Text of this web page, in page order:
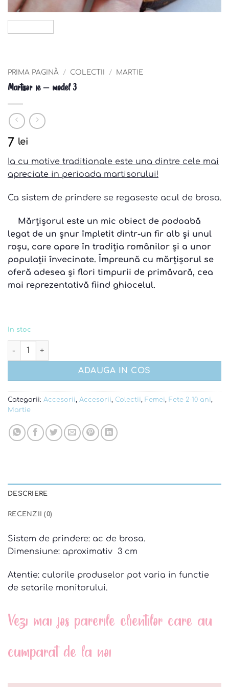
PRIMA PAGINĂ / COLECTII / MARTIE
Martisor ie – model 3
7 lei
Ia cu motive traditionale este una dintre cele mai
apreciate in perioada martisorului!
Ca sistem de prindere se regaseste acul de brosa.
Mărțișorul este un mic obiect de podoabă
legat de un șnur împletit dintr-un fir alb și unul
roșu, care apare în tradiția românilor și a unor
populații învecinate. Împreună cu mărțișorul se
oferă adesea și flori timpurii de primăvară, cea
mai reprezentativă fiind ghiocelul.
In stoc
Cantitate Martisor ie - model 3
ADAUGA IN COS
Categorii: Accesorii, Accesorii, Colectii, Femei, Fete 2-10 ani,
Martie
DESCRIERE
RECENZII (0)
Sistem de prindere: ac de brosa.
Dimensiune: aproximativ 3 cm
Atentie: culorile produselor pot varia in functie
de setarile monitorului.
Vezi mai jos parerile clientilor care au
cumparat de la noi